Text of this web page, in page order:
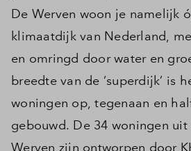
De Werven woon je namelijk
klimaatdijk van Nederland,
en omringd door water en
breedte van de ‘superdijk’ is
woningen op, tegenaan en
gebouwd. De 34 woningen uit
Werven zijn ontworpen door